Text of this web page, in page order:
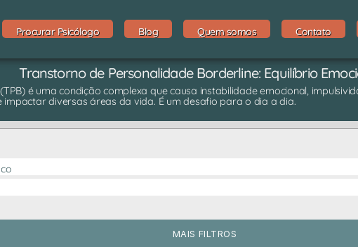
Procurar Psicólogo Blog Quem somos Contato
Transtorno de Personalidade Borderline: Equilíbrio
é uma condição complexa que causa instabilidade emocional,
diversas áreas da vida. É um desafio para o dia a dia.
MAIS FILTROS